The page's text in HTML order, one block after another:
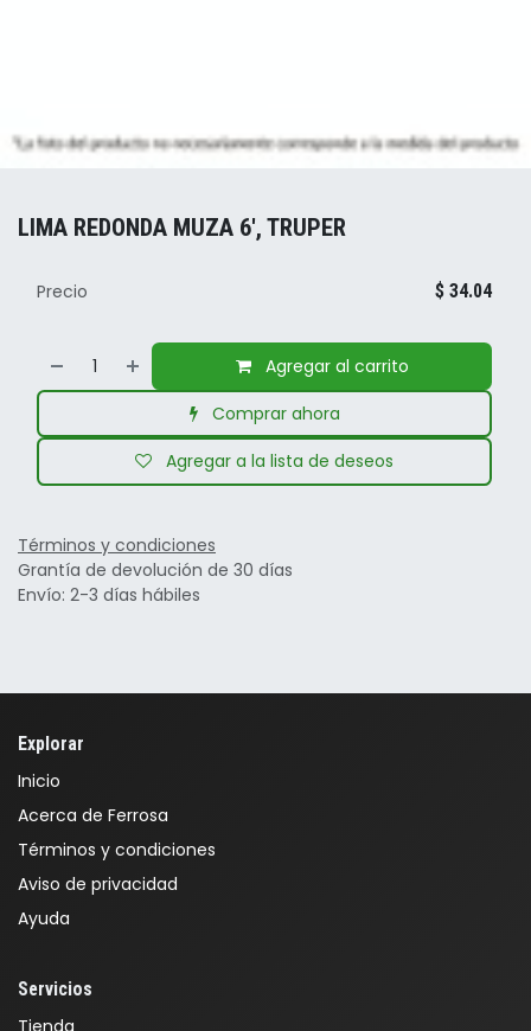
LIMA REDONDA MUZA 6', TRUPER
Agregar al carrito
Comprar ahora
Agregar a la lista de deseos
Precio $ 34.04
Términos y condiciones
Grantía de devolución de 30 días
Envío: 2-3 días hábiles
Explorar
Inicio
Acerca de Ferrosa
Términos y condiciones
Aviso de privacidad
Ayuda
Servicios